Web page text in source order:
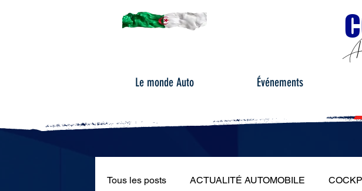
C
Le monde Auto Événements
Tous les posts ACTUALITÉ AUTOMOBILE